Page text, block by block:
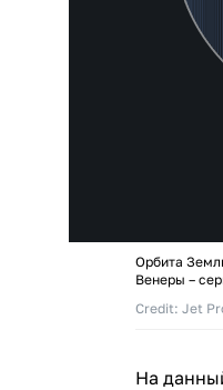
Орбита
Венеры –
Credit: Jet
На